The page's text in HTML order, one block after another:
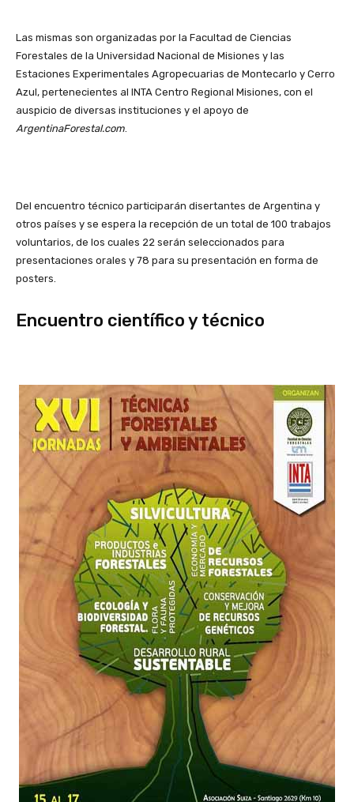
Las mismas son organizadas por la Facultad de Ciencias
Forestales de la Universidad Nacional de Misiones y las
Estaciones Experimentales Agropecuarias de Montecarlo y Cerro
Azul, pertenecientes al INTA Centro Regional Misiones, con el
auspicio de diversas instituciones y el apoyo de
ArgentinaForestal.com.
Del encuentro técnico participarán disertantes de Argentina y
otros países y se espera la recepción de un total de 100 trabajos
voluntarios, de los cuales 22 serán seleccionados para
presentaciones orales y 78 para su presentación en forma de
posters.
Encuentro científico y técnico